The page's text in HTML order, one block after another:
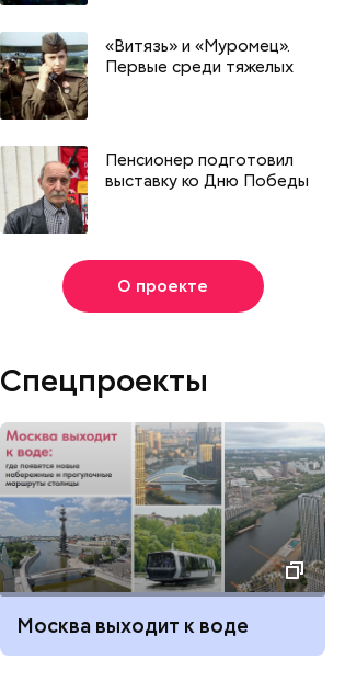
«Витязь» и «Муромец».
Первые среди тяжелых
Пенсионер подготовил
выставку ко Дню Победы
О проекте
Спецпроекты
Москва выходит к воде